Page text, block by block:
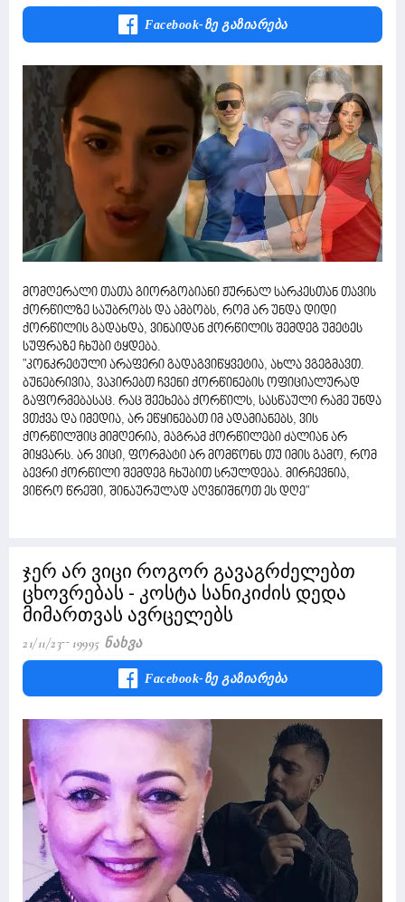
Facebook-Ზე Გაზიარება
მომღერალი თათა გიორგობიანი ჟურნალ სარკესთან თავის
ქორწილზე საუბრობს და ამბობს, რომ არ უნდა დიდი
ქორწილის გადახდა, ვინაიდან ქორწილის შემდეგ უმეტეს
სუფრაზე ჩხუბი ტყდება.
"კონკრეტული არაფერი გადაგვიწყვეტია, ახლა ვგეგმავთ.
ბუნებრივია, ვაპირებთ ჩვენი ქორწინების ოფიციალურად
გაფორმებასაც. რაც შეეხება ქორწილს, სასწაული რამე უნდა
ვთქვა და იმედია, არ ეწყინებათ იმ ადამიანებს, ვის
ქორწილშიც მიმღერია, მაგრამ ქორწილები ძალიან არ
მიყვარს. არ ვიცი, ფორმატი არ მომწონს თუ იმის გამო, რომ
ბევრი ქორწილი შემდეგ ჩხუბით სრულდება. მირჩევნია,
ვიწრო წრეში, შინაურულად აღვნიშნოთ ეს დღე"
ჯერ არ ვიცი როგორ გავაგრძელებთ
ცხოვრებას - კოსტა სანიკიძის დედა
მიმართვას ავრცელებს
21/11/23 19995 Ნახვა
Facebook-Ზე Გაზიარება